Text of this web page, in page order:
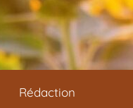
Rédaction